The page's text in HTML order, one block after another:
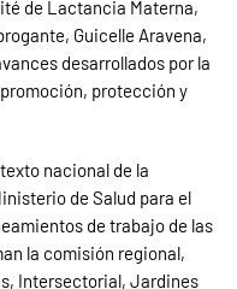
de Lactancia Materna,
Guicelle Aravena,
desarrollados por la
protección y
nacional de la
de Salud para el
de trabajo de las
la comisión regional,
Intersectorial, Jardines